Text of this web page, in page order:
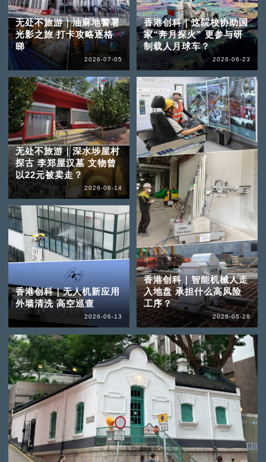
无处不旅游｜油麻地警署
光影之旅 打卡攻略逐格
睇
2026-07-05
香港创科｜这院校协助国
家“奔月探火” 更参与研
制载人月球车？
2026-06-23
无处不旅游｜深水埗屋村
探古 李郑屋汉墓 文物曾
以22元被卖走？
2026-06-14
香港创科｜无人机新应用
外墙清洗 高空巡查
2026-06-13
香港创科｜智能机械人走
入地盘 承担什么高风险
工序？
2026-05-28